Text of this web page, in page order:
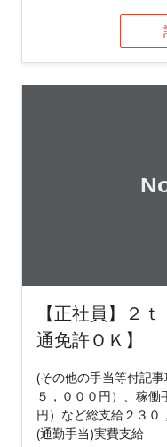
【正社員】２
通免許ＯＫ】
(その他の手当等付記
５，０００円）、稼働
円）など総支給２３０
(通勤手当)実費支給